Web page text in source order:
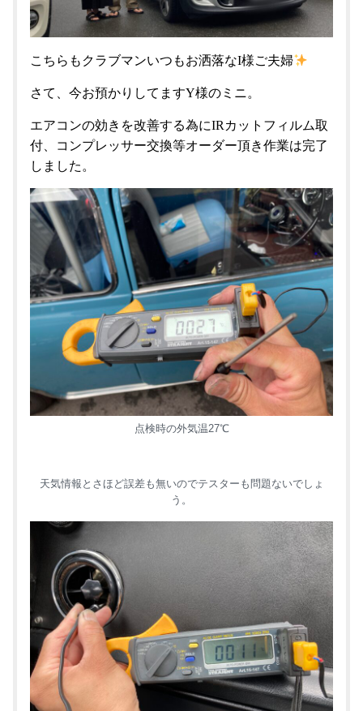
こちらもクラブマンいつもお洒落なI様ご夫婦
さて、今お預かりしてますY様のミニ。
エアコンの効きを改善する為にIRカットフィルム取
付、コンプレッサー交換等オーダー頂き作業は完了
しました。
点検時の外気温27℃
天気情報とさほど誤差も無いのでテスターも問題ないでしょ
う。